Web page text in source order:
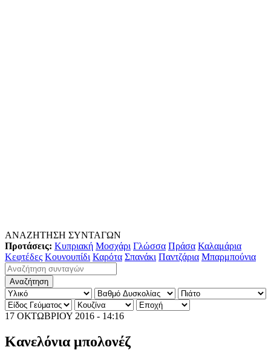
ΑΝΑΖΗΤΗΣΗ ΣΥΝΤΑΓΩΝ
Προτάσεις: Κυπριακή Μοσχάρι Γλώσσα Πράσα Καλαμάρια
Κεφτέδες Κουνουπίδι Καρότα Σπανάκι Παντζάρια Μπαρμπούνια
17 ΟΚΤΩΒΡΙΟΥ 2016 - 14:16
Κανελόνια μπολονέζ